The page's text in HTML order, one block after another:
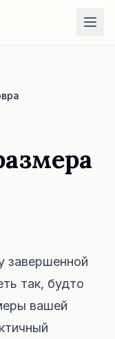
стиля.
до покупки.
комнаты.
завершенной
так, будто
вашей